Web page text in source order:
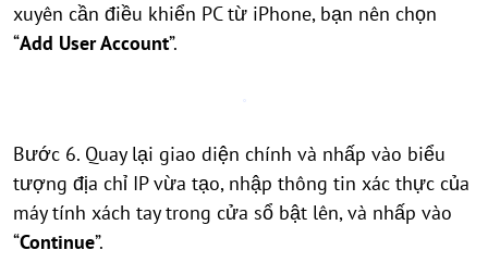
xuyên cần điều khiển PC từ iPhone, bạn nên chọn
“Add User Account”.
Bước 6. Quay lại giao diện chính và nhấp vào biểu
tượng địa chỉ IP vừa tạo, nhập thông tin xác thực của
máy tính xách tay trong cửa sổ bật lên, và nhấp vào
“Continue”.